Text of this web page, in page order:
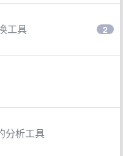
工具 2
分析工具